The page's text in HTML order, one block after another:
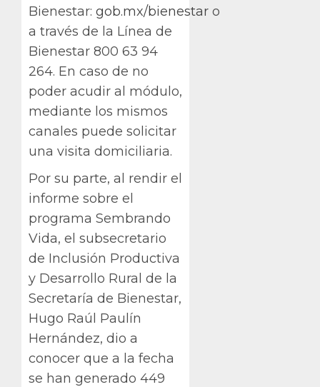
Bienestar: gob.mx/bienestar o
a través de la Línea de
Bienestar 800 63 94
264. En caso de no
poder acudir al módulo,
mediante los mismos
canales puede solicitar
una visita domiciliaria.
Por su parte, al rendir el
informe sobre el
programa Sembrando
Vida, el subsecretario
de Inclusión Productiva
y Desarrollo Rural de la
Secretaría de Bienestar,
Hugo Raúl Paulín
Hernández, dio a
conocer que a la fecha
se han generado 449